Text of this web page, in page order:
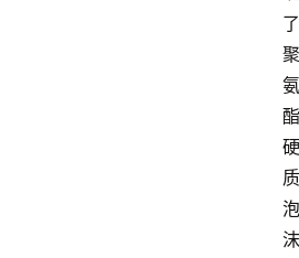
了
聚
氨
酯
硬
质
泡
沫